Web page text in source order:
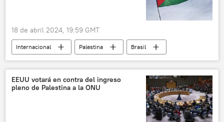
18 de abril 2024, 19:59 GMT
Internacional Palestina
Brasil
Colombia
ONU
política
seguridad
📰 Conflicto palestino-israelí
🛡️ Zonas de conflicto
EEUU votará en contra del ingreso
pleno de Palestina a la ONU